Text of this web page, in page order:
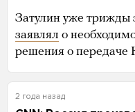
Затулин уже трижды
заявлял о
решения о передаче
2 года назад